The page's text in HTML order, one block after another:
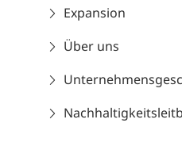
Expansion
Über uns